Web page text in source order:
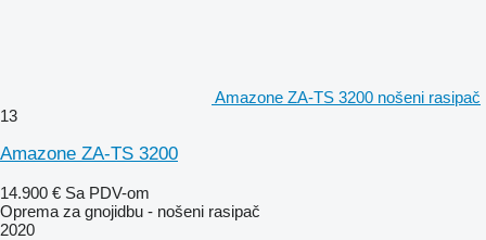
Amazone ZA-TS 3200 nošeni rasipač
13
Amazone ZA-TS 3200
14.900 € Sa PDV-om
Oprema za gnojidbu - nošeni rasipač
2020